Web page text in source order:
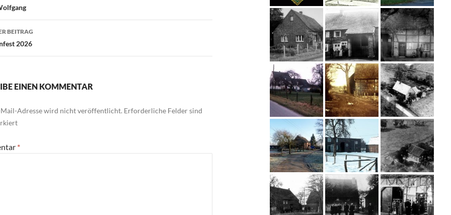
BEITRAG
2026
EINEN KOMMENTAR
Mail-Adresse wird nicht veröffentlicht. Erforderliche Felder sind
*